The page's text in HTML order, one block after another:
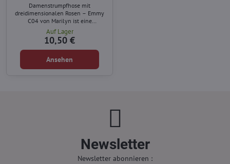
Damenstrumpfhose mit
dreidimensionalen Rosen – Emmy
C04 von Marilyn ist eine
Kombination aus Klassik und
Moderne.
Auf Lager
10,50 €
Ansehen
Newsletter
Newsletter abonnieren :